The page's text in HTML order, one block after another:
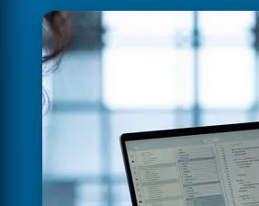
las APIs internas que
implementamos